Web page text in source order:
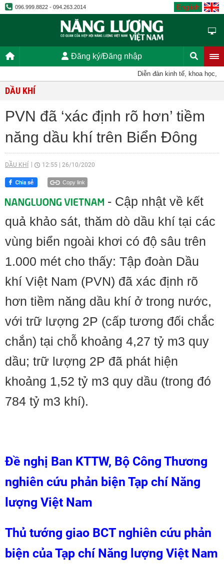
096.999.8822 - 094.263.2014 English
Đăng ký/Đăng nhập
Diễn đàn kinh tế, khoa học,
DẦU KHÍ
PVN đã ‘xác định rõ hơn’ tiềm
năng dầu khí trên Biển Đông
DẦU KHÍ 12:55 26/10/2020
Copy link
- Cập nhật về kết
quả khảo sát, thăm dò dầu khí tại các
vùng biển ngoài khơi có độ sâu trên
1.000 mét cho thấy: Tập đoàn Dầu
khí Việt Nam (PVN) đã xác định rõ
hơn tiềm năng dầu khí ở trong nước,
với trữ lượng 2P (cấp tương đối chắc
chắn) tại chỗ khoảng 4,27 tỷ m3 quy
dầu; trữ lượng 2P đã phát hiện
khoảng 1,52 tỷ m3 quy dầu (trong đó
784 tỷ m3 khí).
Đề nghị Ban KTTW, Bộ Công Thương
nghiên cứu phản biện Tạp chí Năng
lượng Việt Nam
Thủ tướng giao BCT nghiên cứu phản
biện của Tạp chí Năng lượng Việt Nam